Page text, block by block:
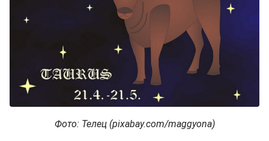
Фото: Телец (pixabay.com/maggyona)